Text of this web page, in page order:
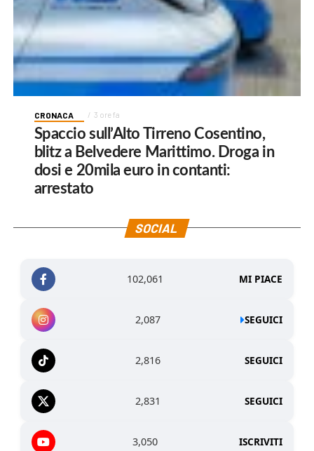
CRONACA 3 ore fa
Spaccio sull’Alto Tirreno Cosentino,
blitz a Belvedere Marittimo. Droga in
dosi e 20mila euro in contanti:
arrestato
SOCIAL
102,061 MI PIACE
2,087 SEGUICI
2,816 SEGUICI
2,831 SEGUICI
3,050 ISCRIVITI